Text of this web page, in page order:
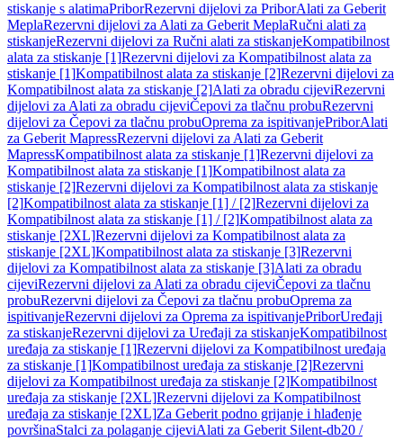
stiskanje s alatimaPriborRezervni dijelovi za PriborAlati za Geberit
MeplaRezervni dijelovi za Alati za Geberit MeplaRučni alati za
stiskanjeRezervni dijelovi za Ručni alati za stiskanjeKompatibilnost
alata za stiskanje [1]Rezervni dijelovi za Kompatibilnost alata za
stiskanje [1]Kompatibilnost alata za stiskanje [2]Rezervni dijelovi za
Kompatibilnost alata za stiskanje [2]Alati za obradu cijeviRezervni
dijelovi za Alati za obradu cijeviČepovi za tlačnu probuRezervni
dijelovi za Čepovi za tlačnu probuOprema za ispitivanjePriborAlati
za Geberit MapressRezervni dijelovi za Alati za Geberit
MapressKompatibilnost alata za stiskanje [1]Rezervni dijelovi za
Kompatibilnost alata za stiskanje [1]Kompatibilnost alata za
stiskanje [2]Rezervni dijelovi za Kompatibilnost alata za stiskanje
[2]Kompatibilnost alata za stiskanje [1] / [2]Rezervni dijelovi za
Kompatibilnost alata za stiskanje [1] / [2]Kompatibilnost alata za
stiskanje [2XL]Rezervni dijelovi za Kompatibilnost alata za
stiskanje [2XL]Kompatibilnost alata za stiskanje [3]Rezervni
dijelovi za Kompatibilnost alata za stiskanje [3]Alati za obradu
cijeviRezervni dijelovi za Alati za obradu cijeviČepovi za tlačnu
probuRezervni dijelovi za Čepovi za tlačnu probuOprema za
ispitivanjeRezervni dijelovi za Oprema za ispitivanjePriborUređaji
za stiskanjeRezervni dijelovi za Uređaji za stiskanjeKompatibilnost
uređaja za stiskanje [1]Rezervni dijelovi za Kompatibilnost uređaja
za stiskanje [1]Kompatibilnost uređaja za stiskanje [2]Rezervni
dijelovi za Kompatibilnost uređaja za stiskanje [2]Kompatibilnost
uređaja za stiskanje [2XL]Rezervni dijelovi za Kompatibilnost
uređaja za stiskanje [2XL]Za Geberit podno grijanje i hlađenje
površinaStalci za polaganje cijeviAlati za Geberit Silent-db20 /